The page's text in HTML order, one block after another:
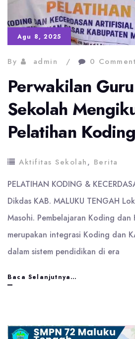
Agu 8, 2025
By admin 0 Comment
Perwakilan
Sekolah
Pelatihan
Aktifitas Sekolah, Berita
PELATIHAN KODING &
Dikdas KAB. MALUKU TENGAH
Masohi. Pembelajaran Koding dan
merupakan integrasi Koding dan
dalam sistem pendidikan di era
Baca Selanjutnya…
Sekolah